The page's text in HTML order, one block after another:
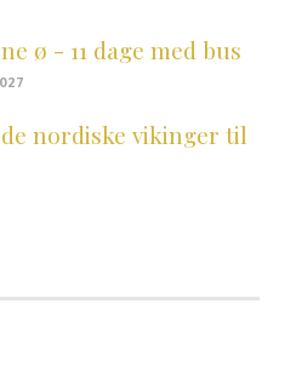
ø - 11 dage med bus
nordiske vikinger til